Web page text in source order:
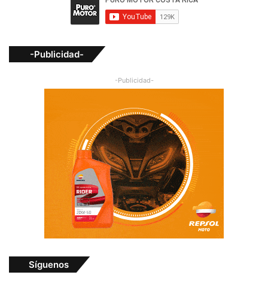
-Publicidad-
-Publicidad-
Síguenos